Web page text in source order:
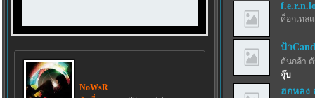
NoWsR
ค็อกเทล
ป้า
ต้นกล้า
จุ๊บ
ฮกหลง